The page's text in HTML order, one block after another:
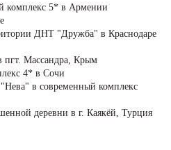
комплекс 5* в Армении
ДНТ "Дружба" в Краснодаре
пгт. Массандра, Крым
4* в Сочи
в современный комплекс
деревни в г. Каякёй, Турция